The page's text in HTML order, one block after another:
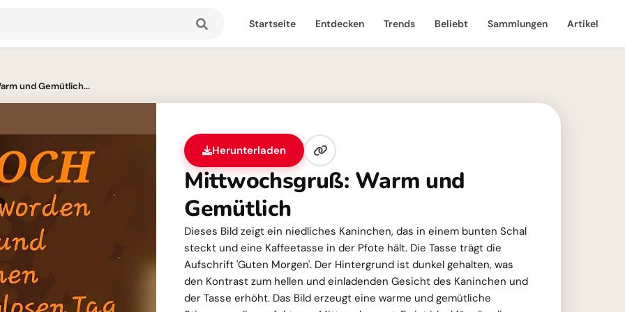
Startseite Entdecken Trends Beliebt Sammlungen Artikel
und Gemütlich...
Herunterladen
Mittwochsgruß: Warm und
Gemütlich
Dieses Bild zeigt ein niedliches Kaninchen, das in einem bunten Schal
steckt und eine Kaffeetasse in der Pfote hält. Die Tasse trägt die
Aufschrift 'Guten Morgen'. Der Hintergrund ist dunkel gehalten, was
den Kontrast zum hellen und einladenden Gesicht des Kaninchen und
der Tasse erhöht. Das Bild erzeugt eine warme und gemütliche